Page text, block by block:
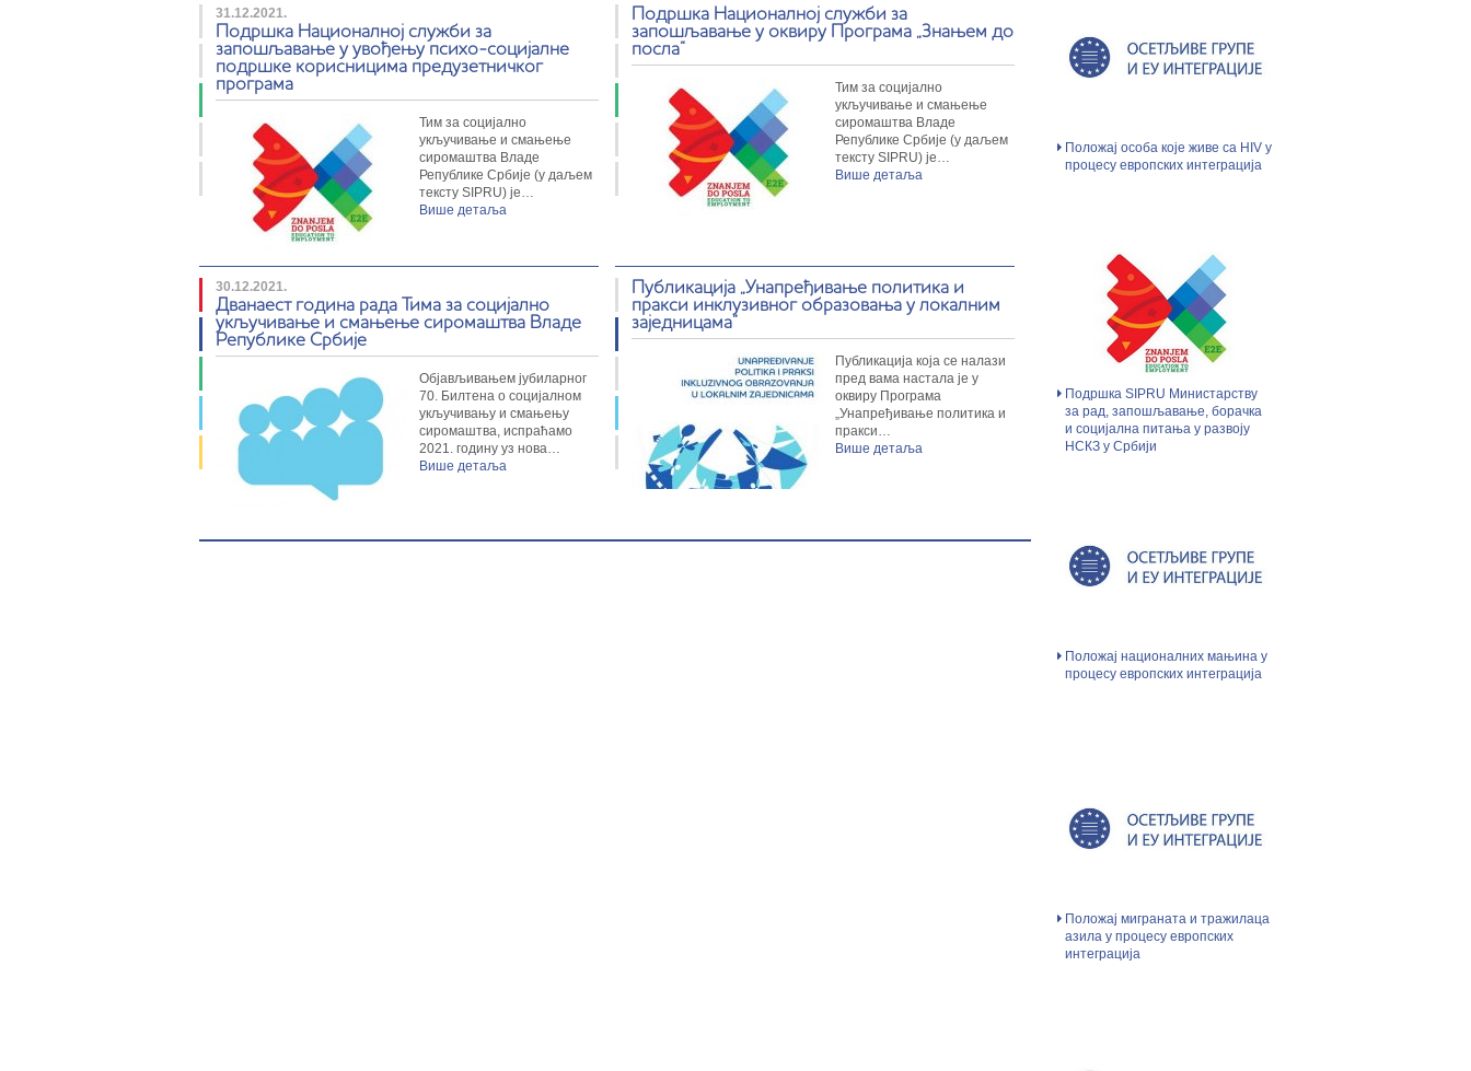
31.12.2021.
Подршка Националној служби за
запошљавање у увођењу психо-социјалне
подршке корисницима предузетничког
програма
Тим за социјално
укључивање и смањење
сиромаштва Владе
Републике Србије (у даљем
тексту SIPRU) је…
Више детаља
Подршка Националној служби за
запошљавање у оквиру Програма „Знањем до
посла“
Тим за социјално
укључивање и смањење
сиромаштва Владе
Републике Србије (у даљем
тексту SIPRU) је…
Више детаља
30.12.2021.
Дванаест година рада Тима за социјално
укључивање и смањење сиромаштва Владе
Републике Србије
Објављивањем јубиларног
70. Билтена о социјалном
укључивању и смањењу
сиромаштва, испраћамо
2021. годину уз нова…
Више детаља
Публикација „Унапређивање политика и
пракси инклузивног образовања у локалним
заједницама”
Публикација која се налази
пред вама настала је у
оквиру Програма
„Унапређивање политика и
пракси…
Више детаља
Положај особа које живе са HIV у
процесу европских интеграција
Подршка SIPRU Министарству
за рад, запошљавање, борачка
и социјална питања у развоју
НСКЗ у Србији
Положај националних мањина у
процесу европских интеграција
Положај миграната и тражилаца
азила у процесу европских
интеграција